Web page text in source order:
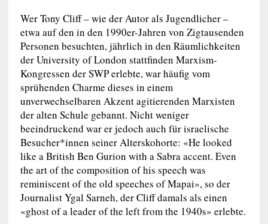
Wer Tony Cliff – wie der Autor als Jugendlicher –
etwa auf den in den 1990er-Jahren von Zigtausenden
Personen besuchten, jährlich in den Räumlichkeiten
der University of London stattfinden Marxism-
Kongressen der SWP erlebte, war häufig vom
sprühenden Charme dieses in einem
unverwechselbaren Akzent agitierenden Marxisten
der alten Schule gebannt. Nicht weniger
beeindruckend war er jedoch auch für israelische
Besucher*innen seiner Alterskohorte: «He looked
like a British Ben Gurion with a Sabra accent. Even
the art of the composition of his speech was
reminiscent of the old speeches of Mapai», so der
Journalist Ygal Sarneh, der Cliff damals als einen
«ghost of a leader of the left from the 1940s» erlebte.